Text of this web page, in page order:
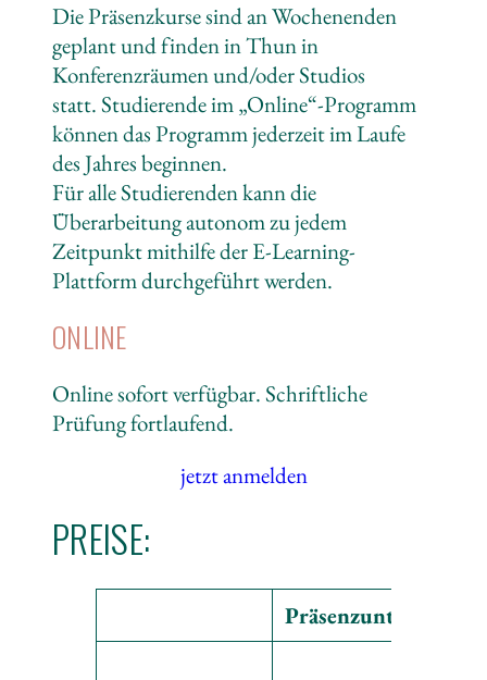
Die Präsenzkurse sind an Wochenenden
geplant und finden in Thun in
Konferenzräumen und/oder Studios
statt. Studierende im „Online“-Programm
können das Programm jederzeit im Laufe
des Jahres beginnen.
Für alle Studierenden kann die
Überarbeitung autonom zu jedem
Zeitpunkt mithilfe der E-Learning-
Plattform durchgeführt werden.
ONLINE
Online sofort verfügbar. Schriftliche
Prüfung fortlaufend.
jetzt anmelden
PREISE:
Präsenzunterricht